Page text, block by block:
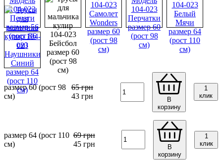
размер 60 (рост 98
см)
65грн
43 грн
В
корзину
1
клик
размер 64 (рост 110
см)
69грн
45грн
В
корзину
1
клик